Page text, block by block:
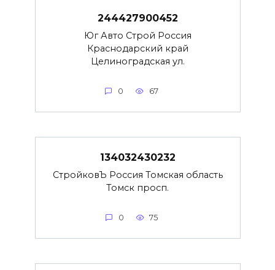
244427900452
Юг Авто Строй Россия
Краснодарский край
Целиноградская ул.
0 67
134032430232
СтройковЪ Россия Томская область
Томск просп.
0 75